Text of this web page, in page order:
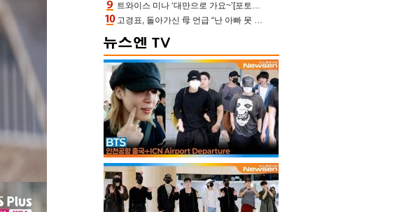
트와이스 미나 ‘대만으로 가요~’[포토엔HD]
고경표, 돌아가신 母 언급 “난 아빠 못 될 듯” 족보 태운 부친 응원 뭉클(나혼산)